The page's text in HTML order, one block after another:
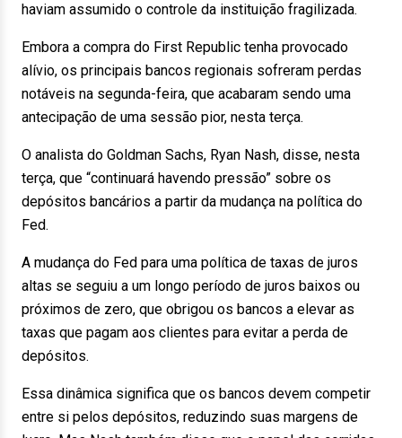
haviam assumido o controle da instituição fragilizada.
Embora a compra do First Republic tenha provocado
alívio, os principais bancos regionais sofreram perdas
notáveis na segunda-feira, que acabaram sendo uma
antecipação de uma sessão pior, nesta terça.
O analista do Goldman Sachs, Ryan Nash, disse, nesta
terça, que “continuará havendo pressão” sobre os
depósitos bancários a partir da mudança na política do
Fed.
A mudança do Fed para uma política de taxas de juros
altas se seguiu a um longo período de juros baixos ou
próximos de zero, que obrigou os bancos a elevar as
taxas que pagam aos clientes para evitar a perda de
depósitos.
Essa dinâmica significa que os bancos devem competir
entre si pelos depósitos, reduzindo suas margens de